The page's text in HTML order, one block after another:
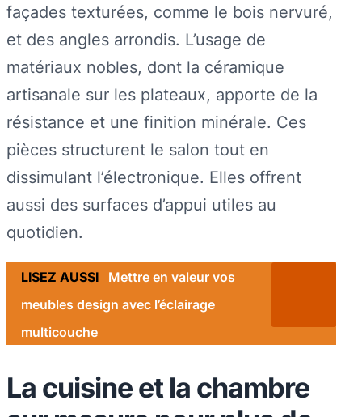
façades texturées, comme le bois nervuré,
et des angles arrondis. L’usage de
matériaux nobles, dont la céramique
artisanale sur les plateaux, apporte de la
résistance et une finition minérale. Ces
pièces structurent le salon tout en
dissimulant l’électronique. Elles offrent
aussi des surfaces d’appui utiles au
quotidien.
LISEZ AUSSI
Mettre en valeur vos
meubles design avec l’éclairage
multicouche
La cuisine et la chambre